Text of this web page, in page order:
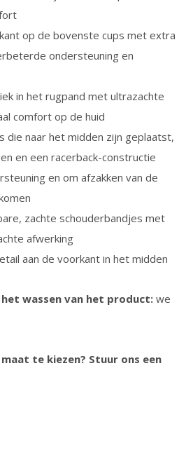
op de bovenste cups met extra
ondersteuning en
in het rugpand met ultrazachte
comfort op de huid
die naar het midden zijn geplaatst,
en een racerback-constructie
en om afzakken van de
zachte schouderbandjes met
afwerking
aan de voorkant in het midden
wassen van het product:we
te kiezen? Stuur ons een